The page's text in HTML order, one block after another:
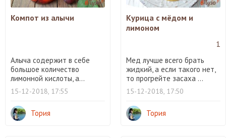
Компот из алычи
Алыча содержит в себе
большое количество
лимонной кислоты, а...
15-12-2018, 17:55
Тория
Курица с мёдом и
лимоном
1
Мед лучше всего брать
жидкий, а если такого нет,
то прогрейте засаха ...
15-12-2018, 17:50
Тория